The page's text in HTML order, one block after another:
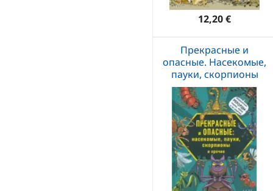
12,20 €
Прекрасные и
опасные. Насекомые,
пауки, скорпионы